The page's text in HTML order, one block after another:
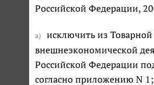
Российской Федерации,
а) исключить из Товарной
внешнеэкономической
Российской Федерации
согласно приложению N 1;